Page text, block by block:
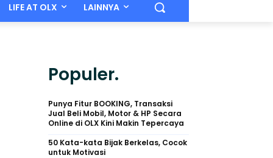
LIFE AT OLX LAINNYA
Populer.
Punya Fitur BOOKING, Transaksi
Jual Beli Mobil, Motor & HP Secara
Online di OLX Kini Makin Tepercaya
50 Kata-kata Bijak Berkelas, Cocok
untuk Motivasi